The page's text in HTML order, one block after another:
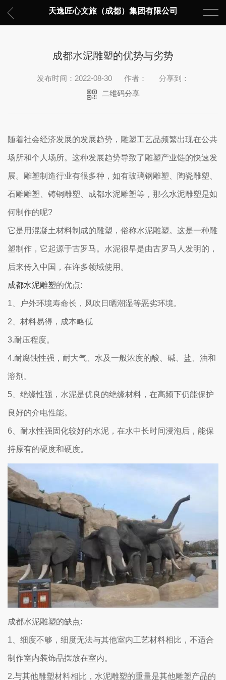
天逸匠心文旅（成都）集团有限公司
成都水泥雕塑的优势与劣势
发布时间：2022-08-30 作者：
分享到：
二维码分享
随着社会经济发展的发展趋势，雕塑工艺品频繁出现在公共
场所和个人场所。这种发展趋势导致了雕塑产业链的快速发
展。雕塑制造行业有很多种，如有玻璃钢雕塑、陶瓷雕塑、
石雕雕塑、铸铜雕塑、成都水泥雕塑等，那么水泥雕塑是如
何制作的呢?
它是用混凝土材料制成的雕塑，俗称水泥雕塑。这是一种雕
塑制作，它起源于古罗马。水泥很早是由古罗马人发明的，
后来传入中国，在许多领域使用。
成都水泥雕塑的优点:
1、户外环境寿命长，风吹日晒潮湿等恶劣环境。
2、材料易得，成本略低
3.耐压程度。
4.耐腐蚀性强，耐大气、水及一般浓度的酸、碱、盐、油和
溶剂。
5、绝缘性强，水泥是优良的绝缘材料，在高频下仍能保护
良好的介电性能。
6、耐水性强固化较好的水泥，在水中长时间浸泡后，能保
持原有的硬度和硬度。
成都水泥雕塑的缺点:
1、细度不够，细度无法与其他室内工艺材料相比，不适合
制作室内装饰品摆放在室内。
2.与其他雕塑材料相比，水泥雕塑的重量是其他雕塑产品的